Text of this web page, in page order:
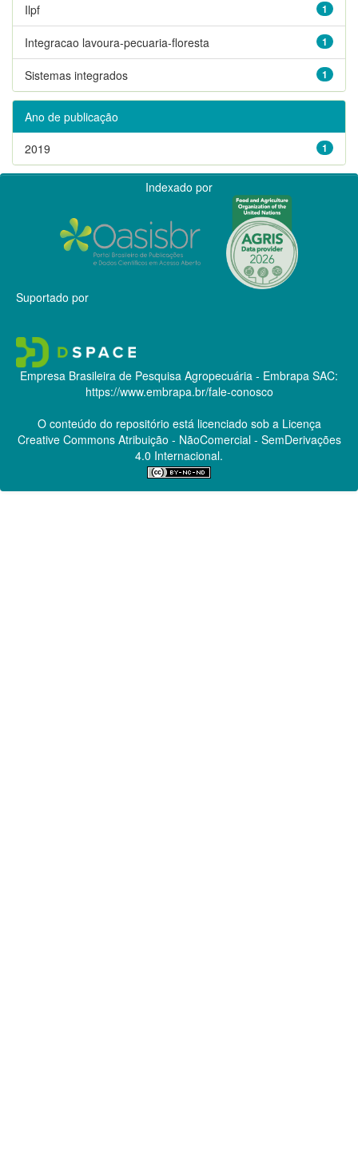
1
Ilpf
1
Integracao lavoura-pecuaria-floresta
1
Sistemas integrados
Ano de publicação
1
2019
Indexado por
Suportado por
Empresa Brasileira de Pesquisa Agropecuária - Embrapa SAC:
https://www.embrapa.br/fale-conosco
O conteúdo do repositório está licenciado sob a Licença
Creative CommonsAtribuição - NãoComercial - SemDerivações
4.0 Internacional.